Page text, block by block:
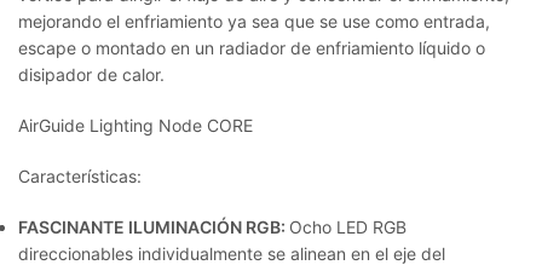
mejorando el enfriamiento ya sea que se use como entrada,
escape o montado en un radiador de enfriamiento líquido o
disipador de calor.
AirGuide Lighting Node CORE
Características:
FASCINANTE ILUMINACIÓN RGB: Ocho LED RGB
direccionables individualmente se alinean en el eje del